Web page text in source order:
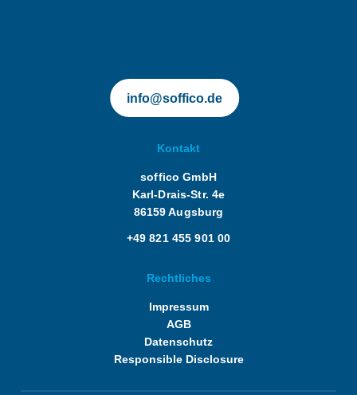
info@soffico.de
Kontakt
soffico GmbH
Karl-Drais-Str. 4e
86159 Augsburg
+49 821 455 901 00
Rechtliches
Impressum
AGB
Datenschutz
Responsible Disclosure